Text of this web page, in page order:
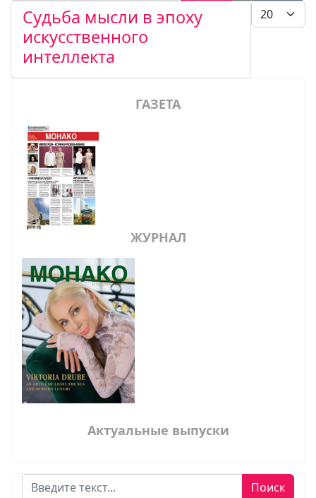
Кол-во
Судьба мысли в эпоху
искусственного
интеллекта
ГАЗЕТА
ЖУРНАЛ
Актуальные выпуски
Поиск Поиск